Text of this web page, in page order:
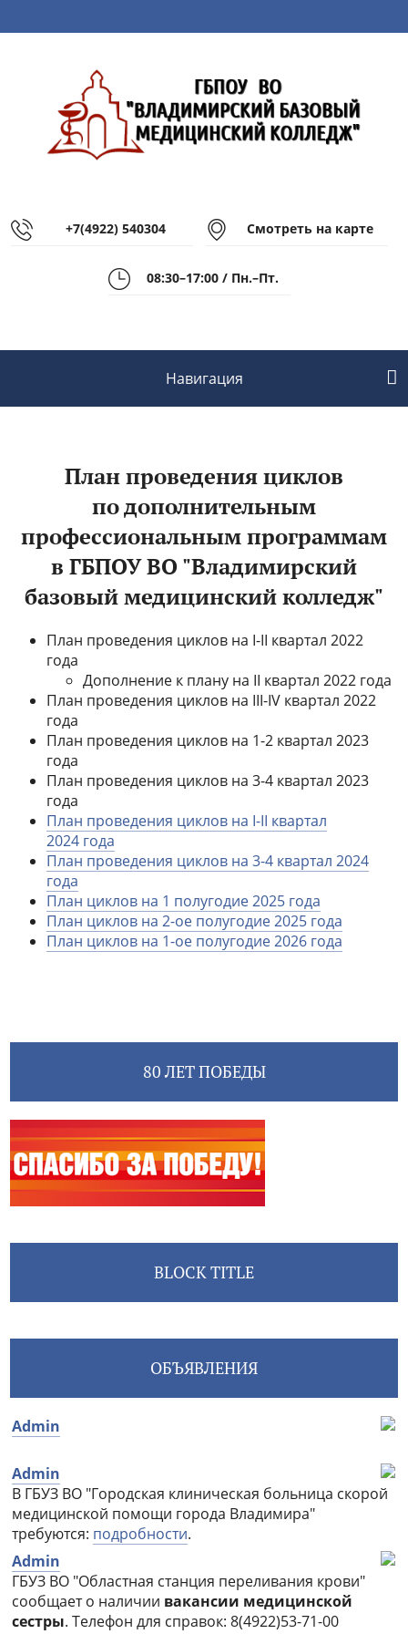
+7(4922) 540304 Смотреть на карте
08:30–17:00 / Пн.–Пт.
Навигация
План проведения циклов
по дополнительным
профессиональным программам
в ГБПОУ ВО "Владимирский
базовый медицинский колледж"
План проведения циклов на I-II квартал 2022
года
Дополнение к плану на II квартал 2022 года
План проведения циклов на III-IV квартал 2022
года
План проведения циклов на 1-2 квартал 2023
года
План проведения циклов на 3-4 квартал 2023
года
План проведения циклов на I-II квартал
2024 года
План проведения циклов на 3-4 квартал 2024
года
План циклов на 1 полугодие 2025 года
План циклов на 2-ое полугодие 2025 года
План циклов на 1-ое полугодие 2026 года
80 ЛЕТ ПОБЕДЫ
BLOCK TITLE
ОБЪЯВЛЕНИЯ